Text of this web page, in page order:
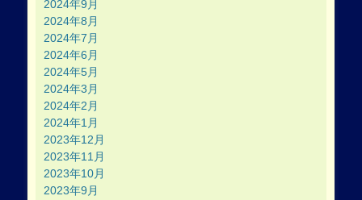
2024年9月
2024年8月
2024年7月
2024年6月
2024年5月
2024年3月
2024年2月
2024年1月
2023年12月
2023年11月
2023年10月
2023年9月